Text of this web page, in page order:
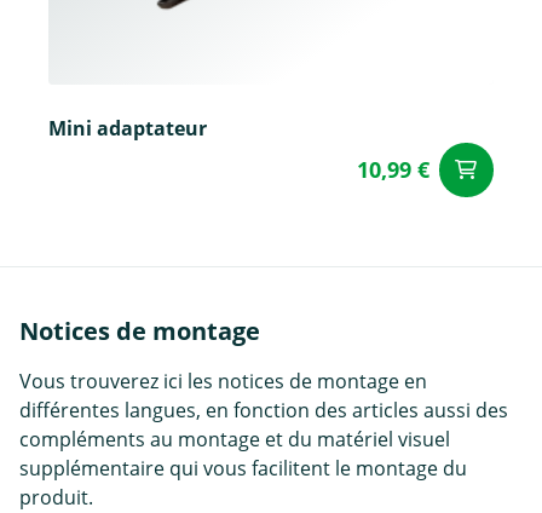
Mini adaptateur
10,99 €
Notices de montage
Vous trouverez ici les notices de montage en
différentes langues, en fonction des articles aussi des
compléments au montage et du matériel visuel
supplémentaire qui vous facilitent le montage du
produit.